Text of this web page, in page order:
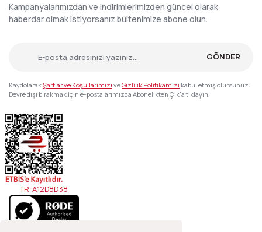
Kampanyalarımızdan ve indirimlerimizden güncel olarak
haberdar olmak istiyorsanız bültenimize abone olun.
GÖNDER
KaydolarakŞartlar ve Koşullarımızı veGizlilik Politikamızı kabul etmiş olursunuz.
Devre dışı bırakmak için e-postalarımızda Abonelikten Çık'a tıklayın.
TR-A12D8D38